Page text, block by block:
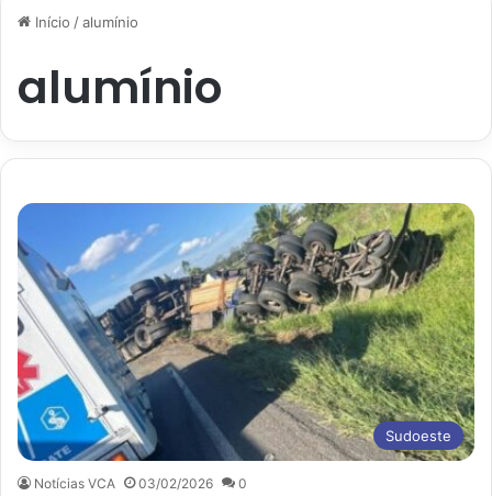
Início /alumínio
alumínio
Sudoeste
Notícias VCA 03/02/2026 0